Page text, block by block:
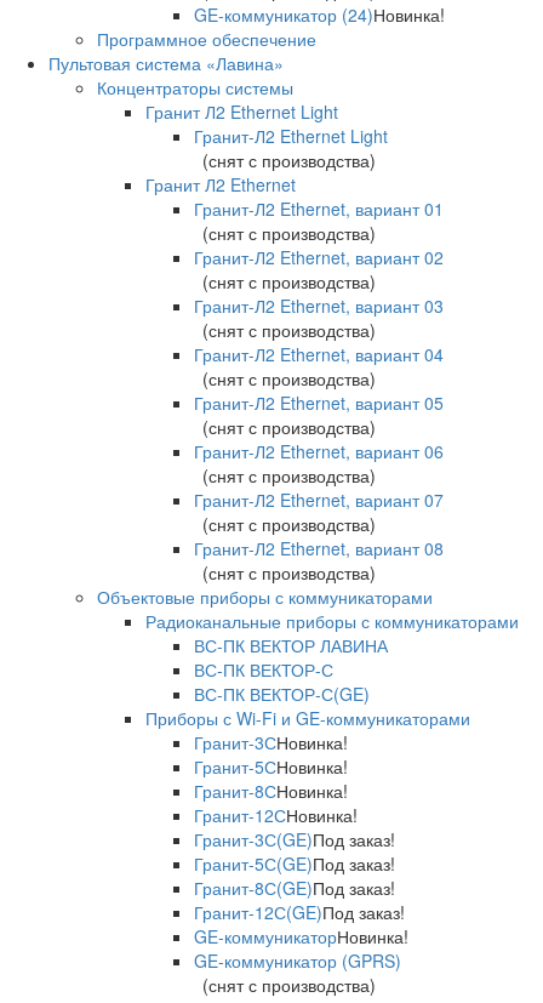
GE-коммуникатор (24)Новинка!
Программное обеспечение
Пультовая система «Лавина»
Концентраторы системы
Гранит Л2 Ethernet Light
Гранит-Л2 Ethernet Light
(снят с производства)
Гранит Л2 Ethernet
Гранит-Л2 Ethernet, вариант 01
(снят с производства)
Гранит-Л2 Ethernet, вариант 02
(снят с производства)
Гранит-Л2 Ethernet, вариант 03
(снят с производства)
Гранит-Л2 Ethernet, вариант 04
(снят с производства)
Гранит-Л2 Ethernet, вариант 05
(снят с производства)
Гранит-Л2 Ethernet, вариант 06
(снят с производства)
Гранит-Л2 Ethernet, вариант 07
(снят с производства)
Гранит-Л2 Ethernet, вариант 08
(снят с производства)
Объектовые приборы с коммуникаторами
Радиоканальные приборы с коммуникаторами
ВС-ПК ВЕКТОР ЛАВИНА
ВС-ПК ВЕКТОР-С
ВС-ПК ВЕКТОР-С(GE)
Приборы с Wi-Fi и GE-коммуникаторами
Гранит-3СНовинка!
Гранит-5СНовинка!
Гранит-8СНовинка!
Гранит-12СНовинка!
Гранит-3С(GE)Под заказ!
Гранит-5С(GE)Под заказ!
Гранит-8С(GE)Под заказ!
Гранит-12С(GE)Под заказ!
GE-коммуникаторНовинка!
GE-коммуникатор (GPRS)
(снят с производства)